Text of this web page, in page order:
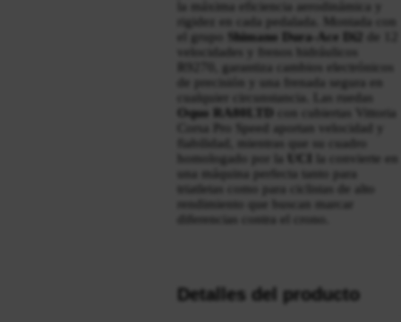
la máxima eficiencia aerodinámica y
rigidez en cada pedalada. Montada con
el grupo
Shimano Dura-Ace Di2
velocidades y frenos hidráulicos
R9270, garantiza cambios electrónicos
de precisión y una frenada segura en
cualquier circunstancia. Las ruedas
Oquo RA80LTD
con cubiertas Vittoria
Corsa Pro Speed aportan velocidad y
fiabilidad, mientras que su cuadro
homologado por la
UCI
la convierte en
una máquina perfecta tanto para
triatletas como para ciclistas de alto
rendimiento que buscan marcar
diferencias contra el crono.
Detalles del producto